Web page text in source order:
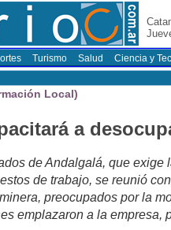
Turismo Salud Ciencia y
Local)
a
de Andalgalá, que exige
de trabajo, se reunió
preocupados por la
emplazaron a la empresa,